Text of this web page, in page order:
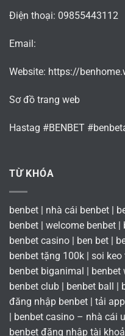
Điện thoại: 09855443112
Email:
Website: https://
Sơ đồ trang web
Hastag #BENBET
TỪ KHÓA
benbet | nhà cái benbet |
benbet | welcome benbet |
benbet casino | ben bet |
benbet tặng 100k | soi keo
benbet biganimal | benbet
benbet club | benbet ball |
đăng nhập benbet | tải
| benbet casino – nhà cái
benbet đăng nhập tài